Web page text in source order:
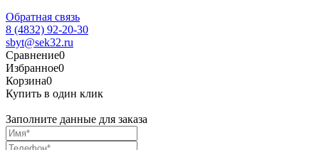
Обратная связь
8 (4832) 92-20-30
sbyt@sek32.ru
Сравнение0
Избранное0
Корзина0
Купить в один клик
Заполните данные для заказа